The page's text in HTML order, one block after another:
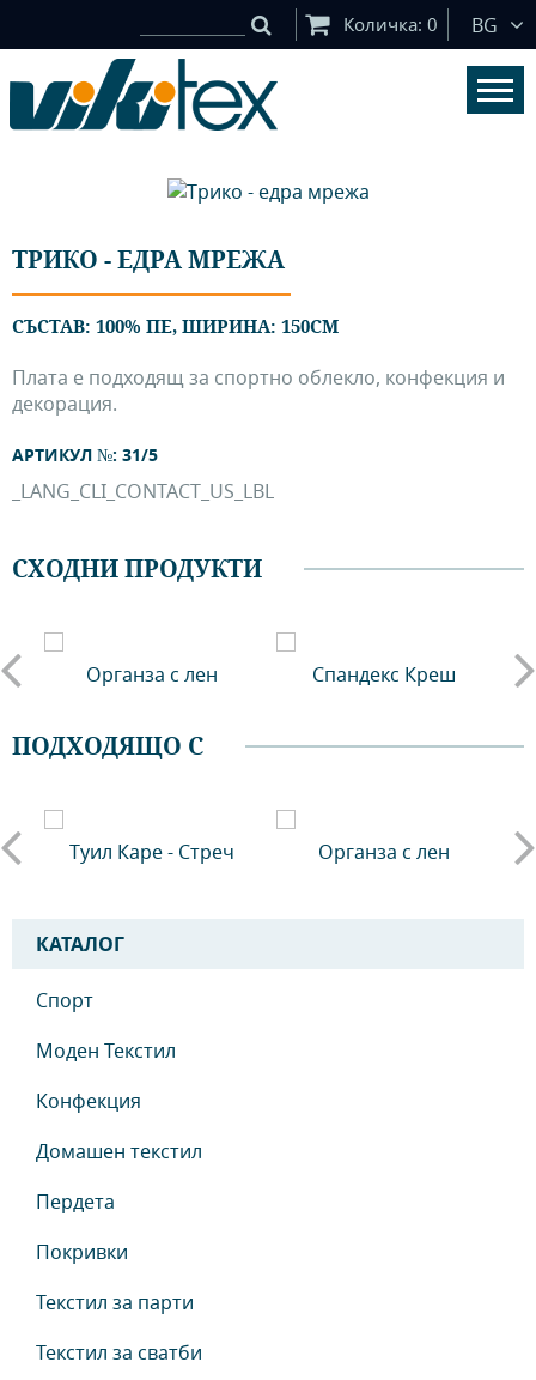
Количка: 0 BG
ТРИКО - ЕДРА МРЕЖА
СЪСТАВ: 100% ПЕ, ШИРИНА: 150СМ
​Плата е подходящ за спортно облекло, конфекция и
декорация.
АРТИКУЛ №: 31/5
_LANG_CLI_CONTACT_US_LBL
СХОДНИ ПРОДУКТИ
Органза с лен Спандекс Креш
ПОДХОДЯЩО С
Туил Каре - Стреч Органза с лен
КАТАЛОГ
Спорт
Моден Текстил
Конфекция
Домашен текстил
Пердета
Покривки
Текстил за парти
Текстил за сватби